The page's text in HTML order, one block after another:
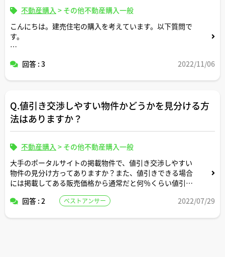
く返済できる適正額と考えてますが、実際に返済を始めて
みたらきつい可能性はありますか？専門家の方々から改め
てアドバイスいただけましたら幸いです。
不動産購入 > その他不動産購入一般
こんにちは。建売住宅の購入を考えています。以下質問で
す。
住宅の購入でも値引き交渉は一般的に行われていますか？
当者に値引きの裁量権限がどこまで与えられているかは不
明ですが）や販売時期（決算前だと在庫処分でたくさん値
引きしてくれそうなイメージはします）次第という感じで
ご回答よろしくお願いします。
回答 : 3 2022/11/06
Q.値引き交渉しやすい物件かどうかを見分ける方
法はありますか？
不動産購入 > その他不動産購入一般
大手のポータルサイトの掲載物件で、値引き交渉しやすい
物件の見分け方ってありますか？また、値引きできる場合
には掲載してある販売価格から通常だと何％くらい値引き
回答 : 2
ベストアンサー 2022/07/29